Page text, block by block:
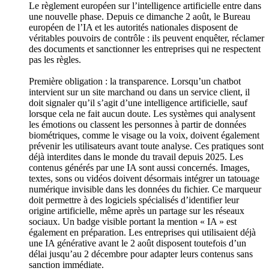
Le règlement européen sur l’intelligence artificielle entre dans
une nouvelle phase. Depuis ce dimanche 2 août, le Bureau
européen de l’IA et les autorités nationales disposent de
véritables pouvoirs de contrôle : ils peuvent enquêter, réclamer
des documents et sanctionner les entreprises qui ne respectent
pas les règles.
Première obligation : la transparence. Lorsqu’un chatbot
intervient sur un site marchand ou dans un service client, il
doit signaler qu’il s’agit d’une intelligence artificielle, sauf
lorsque cela ne fait aucun doute. Les systèmes qui analysent
les émotions ou classent les personnes à partir de données
biométriques, comme le visage ou la voix, doivent également
prévenir les utilisateurs avant toute analyse. Ces pratiques sont
déjà interdites dans le monde du travail depuis 2025. Les
contenus générés par une IA sont aussi concernés. Images,
textes, sons ou vidéos doivent désormais intégrer un tatouage
numérique invisible dans les données du fichier. Ce marqueur
doit permettre à des logiciels spécialisés d’identifier leur
origine artificielle, même après un partage sur les réseaux
sociaux. Un badge visible portant la mention « IA » est
également en préparation. Les entreprises qui utilisaient déjà
une IA générative avant le 2 août disposent toutefois d’un
délai jusqu’au 2 décembre pour adapter leurs contenus sans
sanction immédiate.